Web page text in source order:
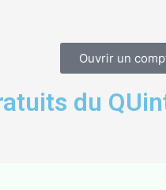
Ouvrir un
du